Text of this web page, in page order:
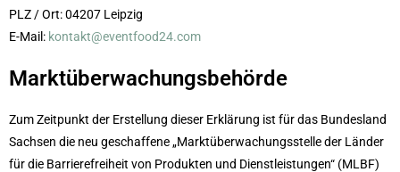
PLZ / Ort: 04207 Leipzig
E-Mail: kontakt@eventfood24.com
Marktüberwachungsbehörde
Zum Zeitpunkt der Erstellung dieser Erklärung ist für das Bundesland
Sachsen die neu geschaffene „Marktüberwachungsstelle der Länder
für die Barrierefreiheit von Produkten und Dienstleistungen“ (MLBF)